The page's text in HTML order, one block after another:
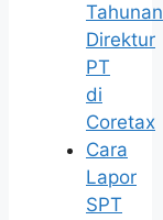
Tahunan
Direktur
PT
di
Coretax
Cara
Lapor
SPT